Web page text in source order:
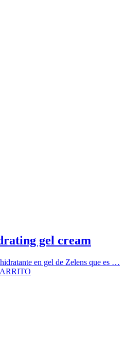
gel cream
en gel de Zelens que es …